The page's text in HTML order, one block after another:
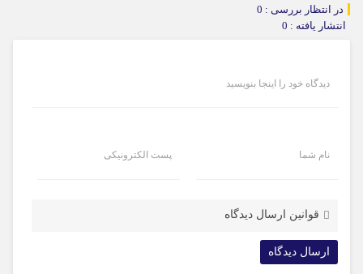
در انتظار بررسی : 0
انتشار یافته : 0
دیدگاه خود را اینجا بنویسید
نام شما پست الکترونیکی
قوانین ارسال دیدگاه